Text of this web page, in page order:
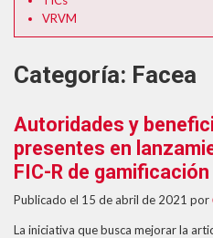
Categoría: Facea
Autoridades y
presentes en
FIC-R de gamificación
Publicado el 15 de abril de 2021 por
La iniciativa que busca mejorar la
VRVM